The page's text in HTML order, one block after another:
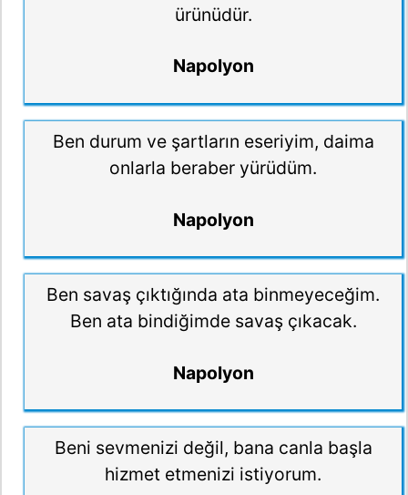
ürünüdür.
Napolyon
Ben durum ve şartların eseriyim, daima
onlarla beraber yürüdüm.
Napolyon
Ben savaş çıktığında ata binmeyeceğim.
Ben ata bindiğimde savaş çıkacak.
Napolyon
Beni sevmenizi değil, bana canla başla
hizmet etmenizi istiyorum.